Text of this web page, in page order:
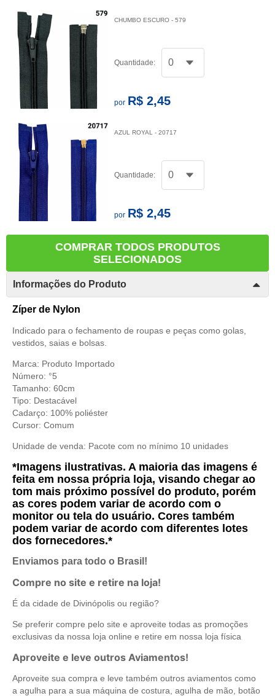
CHUMBO ESCURO - 579
Quantidade:
por R$ 2,45
AZUL ROYAL - 20717
Quantidade:
por R$ 2,45
COMPRAR TODOS PRODUTOS
SELECIONADOS
Informações do Produto
Zíper de Nylon
Indicado para o fechamento de roupas e peças como golas,
vestidos, saias e bolsas.
Marca: Produto Importado
Número: °5
Tamanho: 60cm
Tipo: Destacável
Cadarço: 100% poliéster
Cursor: Comum
Unidade de venda: Pacote com no mínimo 10 unidades
*Imagens ilustrativas. A maioria das imagens é
feita em nossa própria loja, visando chegar ao
tom mais próximo possível do produto, porém
as cores podem variar de acordo com o
monitor ou tela do usuário. Cores também
podem variar de acordo com diferentes lotes
dos fornecedores.*
Enviamos para todo o Brasil!
Compre no site e retire na loja!
É da cidade de Divinópolis ou região?
Se preferir compre pelo site e aproveite todas as promoções
exclusivas da nossa loja online e retire em nossa loja física
Aproveite e leve outros Aviamentos!
Aproveite sua compra e leve também outros aviamentos como
a agulha para a sua máquina de costura, agulha de mão, botão